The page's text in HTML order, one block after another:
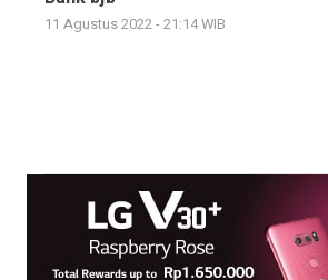
11 Agustus 2022 - 21:14 WIB